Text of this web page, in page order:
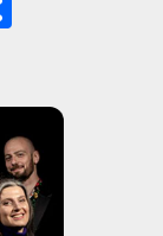
vi
di